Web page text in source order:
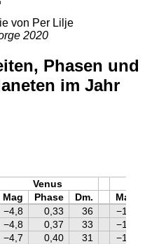
von Per Lilje
2020
Phasen und
im Jahr
Venus
Mag Phase Dm. Mag
−4,8 0,33 36
−1,4
−4,8 0,37 33
−1,5
−4,7 0,40 31
−1,5